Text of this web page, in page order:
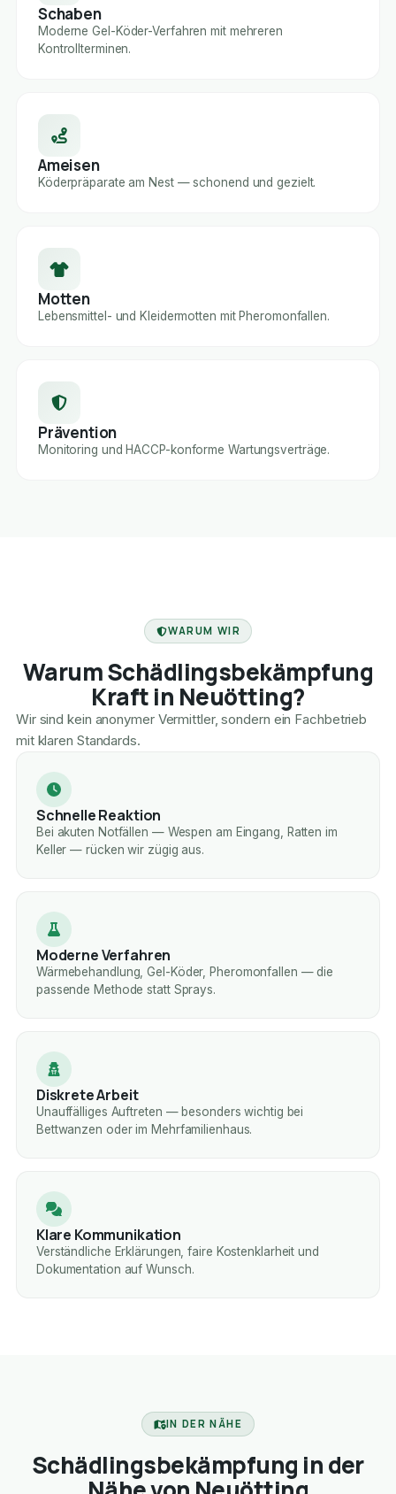
Schaben
Moderne Gel-Köder-Verfahren mit mehreren
Kontrollterminen.
Ameisen
Köderpräparate am Nest — schonend und gezielt.
Motten
Lebensmittel- und Kleidermotten mit Pheromonfallen.
Prävention
Monitoring und HACCP-konforme Wartungsverträge.
WARUM WIR
Warum Schädlingsbekämpfung
Kraft in Neuötting?
Wir sind kein anonymer Vermittler, sondern ein Fachbetrieb
mit klaren Standards.
Schnelle Reaktion
Bei akuten Notfällen — Wespen am Eingang, Ratten im
Keller — rücken wir zügig aus.
Moderne Verfahren
Wärmebehandlung, Gel-Köder, Pheromonfallen — die
passende Methode statt Sprays.
Diskrete Arbeit
Unauffälliges Auftreten — besonders wichtig bei
Bettwanzen oder im Mehrfamilienhaus.
Klare Kommunikation
Verständliche Erklärungen, faire Kostenklarheit und
Dokumentation auf Wunsch.
IN DER NÄHE
Schädlingsbekämpfung in der